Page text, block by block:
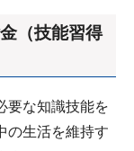
（技能習得
要な知識技能を
の生活を維持す